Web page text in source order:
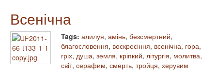
Всенічна
Tags: алилуя, амінь, безсмертний,
благословення, воскресіння, всенічна, гора,
гріх, душа, земля, кріпкий, літургія, молитва,
світ, серафим, смерть, тройця, херувим